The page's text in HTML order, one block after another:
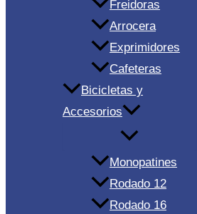
Freidoras
Arrocera
Exprimidores
Cafeteras
Bicicletas y
Accesorios
Monopatines
Rodado 12
Rodado 16